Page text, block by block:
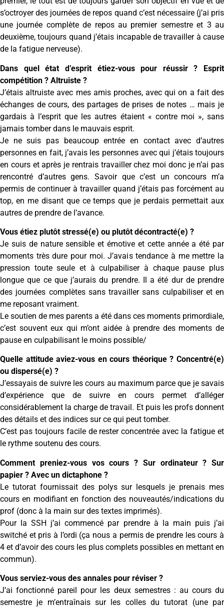
s’octroyer des journées de repos quand c’est nécessaire (j’ai pris
une journée complète de repos au premier semestre et 3 au
deuxième, toujours quand j’étais incapable de travailler à cause
de la fatigue nerveuse).
Dans quel état d’esprit étiez-vous pour réussir ? Esprit
compétition ? Altruiste ?
J’étais altruiste avec mes amis proches, avec qui on a fait des
échanges de cours, des partages de prises de notes … mais je
gardais à l’esprit que les autres étaient « contre moi », sans
jamais tomber dans le mauvais esprit.
Je ne suis pas beaucoup entrée en contact avec d’autres
personnes en fait, j’avais les personnes avec qui j’étais toujours
en cours et après je rentrais travailler chez moi donc je n’ai pas
rencontré d’autres gens. Savoir que c’est un concours m’a
permis de continuer à travailler quand j’étais pas forcément au
top, en me disant que ce temps que je perdais permettait aux
autres de prendre de l’avance.
Vous étiez plutôt stressé(e) ou plutôt décontracté(e) ?
Je suis de nature sensible et émotive et cette année a été par
moments très dure pour moi. J’avais tendance à me mettre la
pression toute seule et à culpabiliser à chaque pause plus
longue que ce que j’aurais du prendre. Il a été dur de prendre
des journées complètes sans travailler sans culpabiliser et en
me reposant vraiment.
Le soutien de mes parents a été dans ces moments primordiale,
c’est souvent eux qui m’ont aidée à prendre des moments de
pause en culpabilisant le moins possible/
Quelle attitude aviez-vous en cours théorique ? Concentré(e)
ou dispersé(e) ?
J’essayais de suivre les cours au maximum parce que je savais
d’expérience que de suivre en cours permet d’alléger
considérablement la charge de travail. Et puis les profs donnent
des détails et des indices sur ce qui peut tomber.
C’est pas toujours facile de rester concentrée avec la fatigue et
le rythme soutenu des cours.
Comment preniez-vous vos cours ? Sur ordinateur ? Sur
papier ? Avec un dictaphone ?
Le tutorat fournissait des polys sur lesquels je prenais mes
cours en modifiant en fonction des nouveautés/indications du
prof (donc à la main sur des textes imprimés).
Pour la SSH j’ai commencé par prendre à la main puis j’ai
switché et pris à l’ordi (ça nous a permis de prendre les cours à
4 et d’avoir des cours les plus complets possibles en mettant en
commun).
Vous serviez-vous des annales pour réviser ?
J’ai fonctionné pareil pour les deux semestres : au cours du
semestre je m’entraînais sur les colles du tutorat (une par